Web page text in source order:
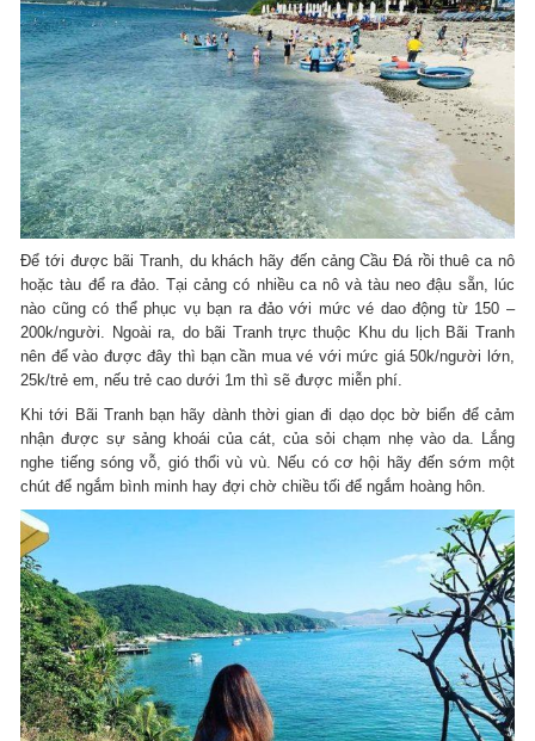
Để tới được bãi Tranh, du khách hãy đến cảng Cầu Đá rồi thuê ca nô
hoặc tàu để ra đảo. Tại cảng có nhiều ca nô và tàu neo đậu sẵn, lúc
nào cũng có thể phục vụ bạn ra đảo với mức vé dao động từ 150 –
200k/người. Ngoài ra, do bãi Tranh trực thuộc Khu du lịch Bãi Tranh
nên để vào được đây thì bạn cần mua vé với mức giá 50k/người lớn,
25k/trẻ em, nếu trẻ cao dưới 1m thì sẽ được miễn phí.
Khi tới Bãi Tranh bạn hãy dành thời gian đi dạo dọc bờ biển để cảm
nhận được sự sảng khoái của cát, của sỏi chạm nhẹ vào da. Lắng
nghe tiếng sóng vỗ, gió thổi vù vù. Nếu có cơ hội hãy đến sớm một
chút để ngắm bình minh hay đợi chờ chiều tối để ngắm hoàng hôn.